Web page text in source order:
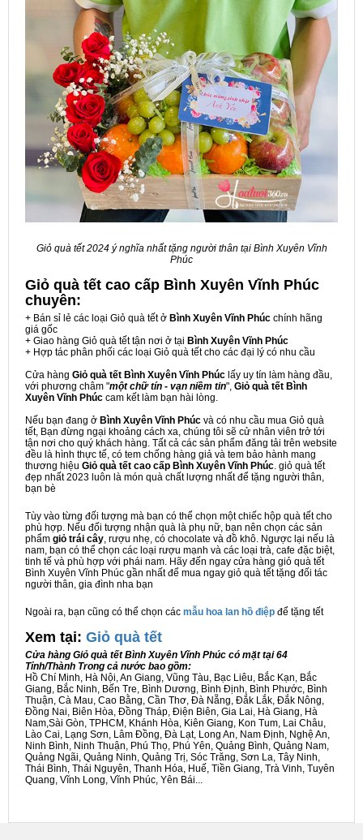
Giỏ quà tết 2024 ý nghĩa nhất tặng người thân tại Bình Xuyên Vĩnh
Phúc
Giỏ quà tết cao cấp Bình Xuyên Vĩnh Phúc
chuyên:
+ Bán sỉ lẻ các loại Giỏ quà tết ở Bình Xuyên Vĩnh Phúc chính hãng
giá gốc
+ Giao hàng Giỏ quà tết tận nơi ở tại Bình Xuyên Vĩnh Phúc
+ Hợp tác phân phối các loại Giỏ quà tết cho các đại lý có nhu cầu
Cửa hàng Giỏ quà tết Bình Xuyên Vĩnh Phúc lấy uy tín làm hàng đầu,
với phương châm "một chữ tín - vạn niềm tin", Giỏ quà tết Bình
Xuyên Vĩnh Phúc cam kết làm bạn hài lòng.
Nếu bạn đang ở Bình Xuyên Vĩnh Phúc và có nhu cầu mua Giỏ quà
tết, Bạn đừng ngại khoảng cách xa, chúng tôi sẽ cử nhân viên trở tới
tận nơi cho quý khách hàng. Tất cả các sản phẩm đăng tải trên website
đều là hình thực tế, có tem chống hàng giả và tem bảo hành mang
thương hiệu Giỏ quà tết cao cấp Bình Xuyên Vĩnh Phúc. giỏ quà tết
đẹp nhất 2023 luôn là món quà chất lượng nhất để tặng người thân,
bạn bè
Tùy vào từng đối tượng mà bạn có thể chọn một chiếc hộp quà tết cho
phù hợp. Nếu đối tượng nhận quà là phụ nữ, bạn nên chọn các sản
phẩm giỏ trái cây, rượu nhẹ, có chocolate và đồ khô. Ngược lại nếu là
nam, bạn có thể chọn các loại rượu mạnh và các loại trà, cafe đặc biệt,
tinh tế và phù hợp với phái nam. Hãy đến ngay cửa hàng giỏ quà tết
Bình Xuyên Vĩnh Phúc gần nhất để mua ngay giỏ quà tết tặng đối tác
người thân, gia đình nha bạn
Ngoài ra, bạn cũng có thể chọn các mẫu hoa lan hồ điệp để tặng tết
Xem tại: Giỏ quà tết
Cửa hàng Giỏ quà tết Bình Xuyên Vĩnh Phúc có mặt tại 64
Tỉnh/Thành Trong cả nước bao gồm:
Hồ Chí Minh, Hà Nội, An Giang, Vũng Tàu, Bạc Liêu, Bắc Kạn, Bắc
Giang, Bắc Ninh, Bến Tre, Bình Dương, Bình Định, Bình Phước, Bình
Thuận, Cà Mau, Cao Bằng, Cần Thơ, Đà Nẵng, Đắk Lắk, Đắk Nông,
Đồng Nai, Biên Hòa, Đồng Tháp, Điện Biên, Gia Lai, Hà Giang, Hà
Nam,Sài Gòn, TPHCM, Khánh Hòa, Kiên Giang, Kon Tum, Lai Châu,
Lào Cai, Lạng Sơn, Lâm Đồng, Đà Lạt, Long An, Nam Định, Nghệ An,
Ninh Bình, Ninh Thuận, Phú Thọ, Phú Yên, Quảng Bình, Quảng Nam,
Quảng Ngãi, Quảng Ninh, Quảng Trị, Sóc Trăng, Sơn La, Tây Ninh,
Thái Bình, Thái Nguyên, Thanh Hóa, Huế, Tiền Giang, Trà Vinh, Tuyên
Quang, Vĩnh Long, Vĩnh Phúc, Yên Bái...